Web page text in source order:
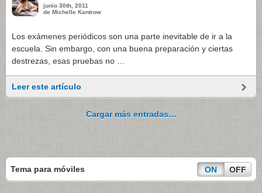
junio 30th, 2011
de Michelle Kantrow
Los exámenes periódicos son una parte inevitable de ir a la
escuela. Sin embargo, con una buena preparación y ciertas
destrezas, esas pruebas no …
Leer este artículo
Cargar más entradas…
Tema para móviles ON OFF